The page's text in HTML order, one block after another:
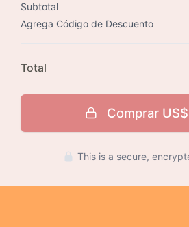
Subtotal
Total
Comprar
Press enter
This is a secure,